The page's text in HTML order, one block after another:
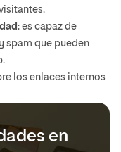
: es capaz de
spam que pueden
los enlaces internos
en